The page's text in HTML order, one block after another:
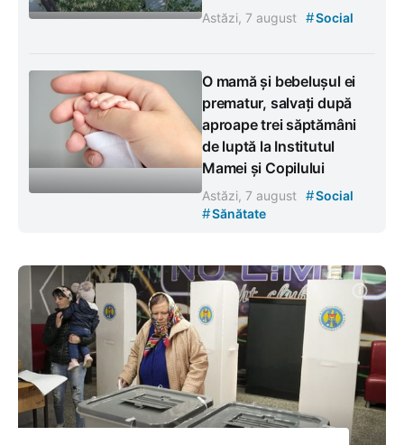
Astăzi, 7 august #Social
O mamă și bebelușul ei
prematur, salvați după
aproape trei săptămâni
de luptă la Institutul
Mamei și Copilului
Astăzi, 7 august #Social
#Sănătate